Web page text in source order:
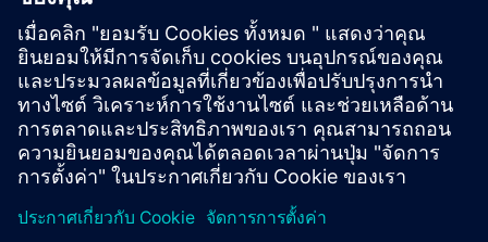
City Air Management Brochure
Learn more
เงื่อนไขเบื้องต้น
none